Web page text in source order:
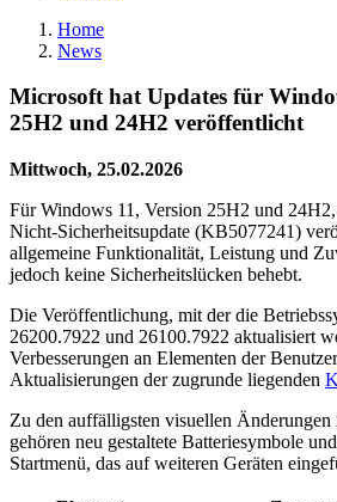
Home
News
Microsoft hat Updates für
25H2 und 24H2 veröffentlicht
Mittwoch, 25.02.2026
Für Windows 11, Version 25H2 und
Nicht-Sicherheitsupdate (KB5077241)
allgemeine Funktionalität, Leistung und
jedoch keine Sicherheitslücken behebt.
Die Veröffentlichung, mit der die
26200.7922 und 26100.7922 aktualisiert
Verbesserungen an Elementen der
Aktualisierungen der zugrunde liegenden
Zu den auffälligsten visuellen Änderungen
gehören neu gestaltete Batteriesymbole
Startmenü, das auf weiteren Geräten